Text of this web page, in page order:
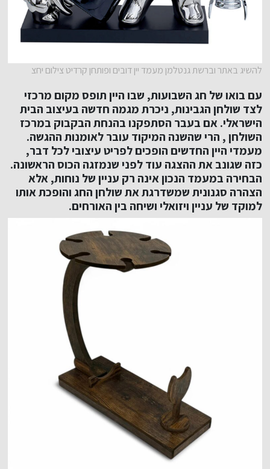
להשיג באתר וברשת גנטלמן מעמד יין דובים ופותחן קרדיט צילום יחצ
עם בואו של חג השבועות, שבו היין תופס מקום מרכזי
לצד שולחן הגבינות, ניכרת מגמה חדשה בעיצוב הבית
הישראלי. אם בעבר הסתפקנו בהנחת הבקבוק במרכז
השולחן , הרי שהשנה המיקוד עובר לאומנות ההגשה.
מעמדי היין החדשים הופכים לפריט עיצובי לכל דבר,
כזה שגונב את ההצגה עוד לפני שנמזגה הכוס הראשונה.
הבחירה במעמד הנכון אינה רק עניין של נוחות, אלא
הצהרה סגנונית שמשדרגת את שולחן החג והופכת אותו
למוקד של עניין ויזואלי ושיחה בין האורחים.